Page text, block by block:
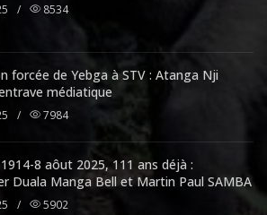
/ 8534
forcée de Yebga à STV : Atanga Nji
médiatique
/ 7984
8 aôut 2025, 111 ans déjà :
Duala Manga Bell et Martin Paul SAMBA
/ 5902